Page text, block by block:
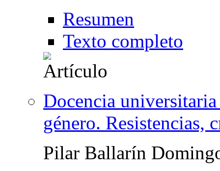
Resumen
Texto completo
Docencia
género. Resistencias,
Pilar Ballarín